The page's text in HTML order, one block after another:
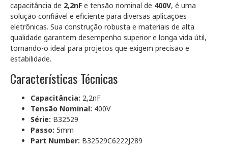
capacitância de 2,2nF e tensão nominal de 400V, é uma
solução confiável e eficiente para diversas aplicações
eletrônicas. Sua construção robusta e materiais de alta
qualidade garantem desempenho superior e longa vida útil,
tornando-o ideal para projetos que exigem precisão e
estabilidade.
Características Técnicas
Capacitância: 2,2nF
Tensão Nominal: 400V
Série: B32529
Passo: 5mm
Part Number: B32529C6222J289